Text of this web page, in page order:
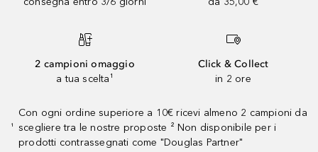
2 campioni omaggio
a tua scelta¹
Click & Collect
in 2 ore
¹
Con ogni ordine superiore a 10€ ricevi almeno 2 campioni da
scegliere tra le nostre proposte ² Non disponibile per i
prodotti contrassegnati come "Douglas Partner"